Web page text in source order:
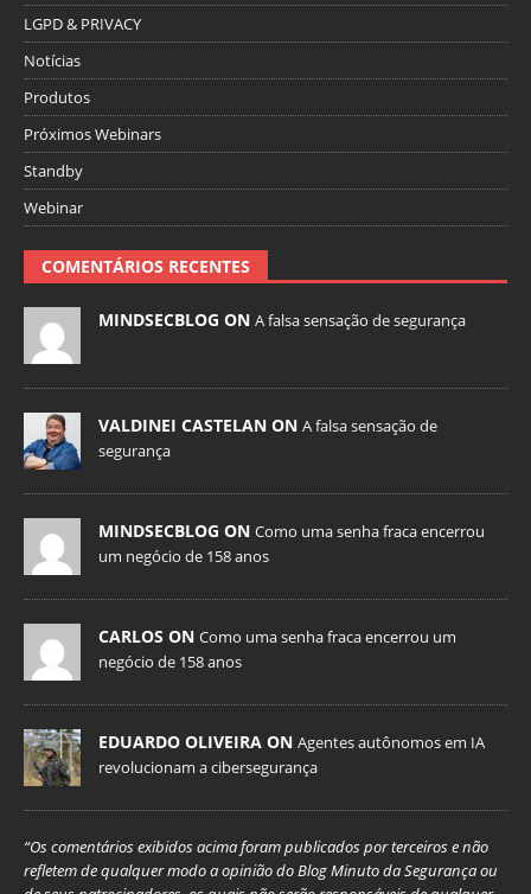
LGPD & PRIVACY
Notícias
Produtos
Próximos Webinars
Standby
Webinar
COMENTÁRIOS RECENTES
MINDSECBLOG ON A falsa sensação de segurança
VALDINEI CASTELAN ON A falsa sensação de
segurança
MINDSECBLOG ON Como uma senha fraca encerrou
um negócio de 158 anos
CARLOS ON Como uma senha fraca encerrou um
negócio de 158 anos
EDUARDO OLIVEIRA ON Agentes autônomos em IA
revolucionam a cibersegurança
“Os comentários exibidos acima foram publicados por terceiros e não
refletem de qualquer modo a opinião do Blog Minuto da Segurança ou